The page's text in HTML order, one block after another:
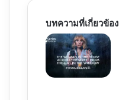
บทความที่เกี่ยวข้อง